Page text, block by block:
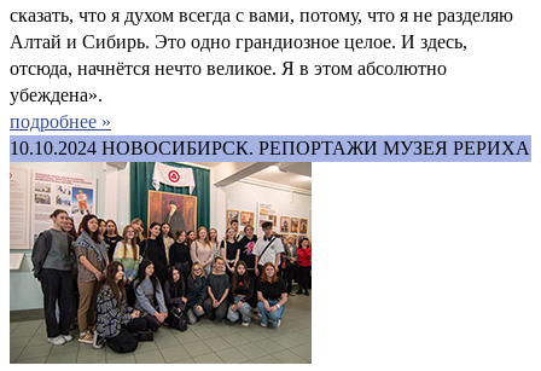
сказать, что я духом всегда с вами, потому, что я не разделяю
Алтай и Сибирь. Это одно грандиозное целое. И здесь,
отсюда, начнётся нечто великое. Я в этом абсолютно
убеждена».
подробнее »
10.10.2024 НОВОСИБИРСК. РЕПОРТАЖИ МУЗЕЯ РЕРИХА